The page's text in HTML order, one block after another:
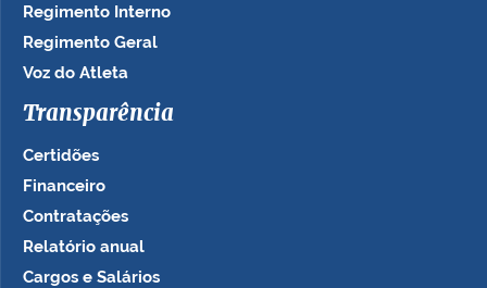
Regimento Interno
Regimento Geral
Voz do Atleta
Transparência
Certidões
Financeiro
Contratações
Relatório anual
Cargos e Salários